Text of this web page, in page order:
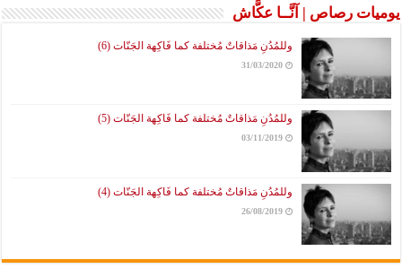
يوميات رصاص | آنَّــا عكَّاش
وللمُدُنِ مَذاقاتٌ مُختلفة كما فَاكِهة الجَنّات (6)
31/03/2020
وللمُدُنِ مَذاقاتٌ مُختلفة كما فَاكِهة الجَنّات (5)
03/11/2019
وللمُدُنِ مَذاقاتٌ مُختلفة كما فَاكِهة الجَنّات (4)
26/08/2019